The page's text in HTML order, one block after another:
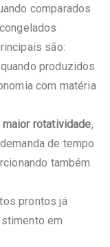
comparados
são:
produzidos
com matéria
rotatividade,
de tempo
também
prontos já
em